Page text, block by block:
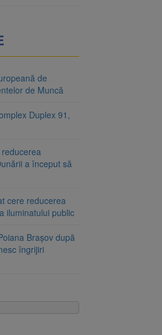
de
de Muncă
Duplex 91,
a început să
cere reducerea
iluminatului public
Brașov după
îngrijiri